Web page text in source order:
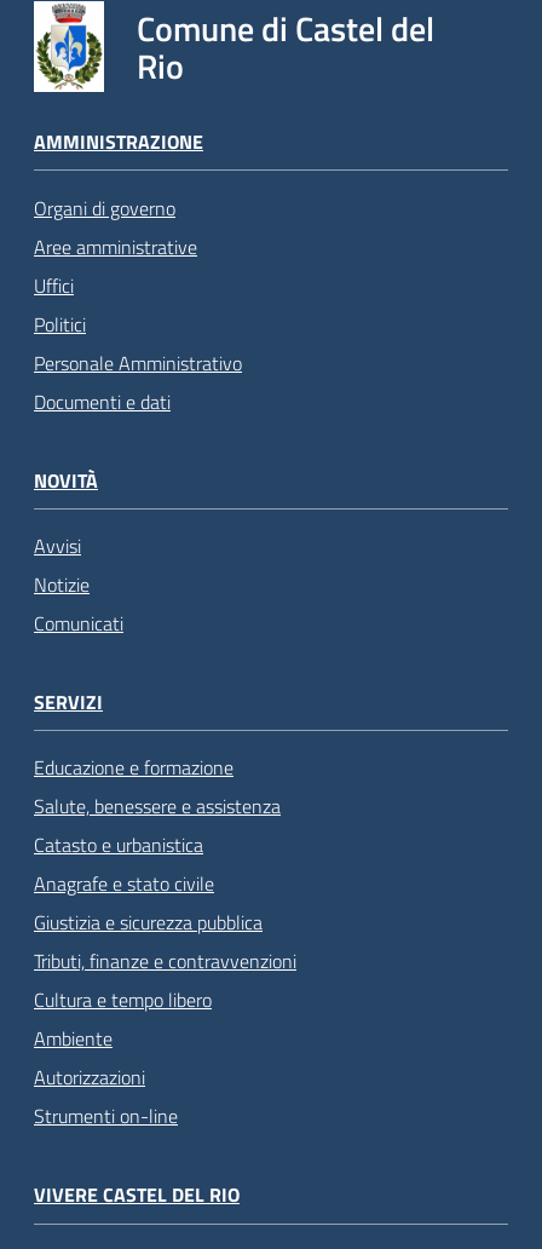
Comune di Castel del
Rio
AMMINISTRAZIONE
Organi di governo
Aree amministrative
Uffici
Politici
Personale Amministrativo
Documenti e dati
NOVITÀ
Avvisi
Notizie
Comunicati
SERVIZI
Educazione e formazione
Salute, benessere e assistenza
Catasto e urbanistica
Anagrafe e stato civile
Giustizia e sicurezza pubblica
Tributi, finanze e contravvenzioni
Cultura e tempo libero
Ambiente
Autorizzazioni
Strumenti on-line
VIVERE CASTEL DEL RIO